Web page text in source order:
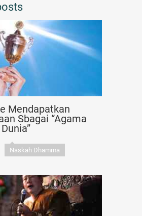
Mendapatkan
Sbagai “Agama
Naskah Dhamma